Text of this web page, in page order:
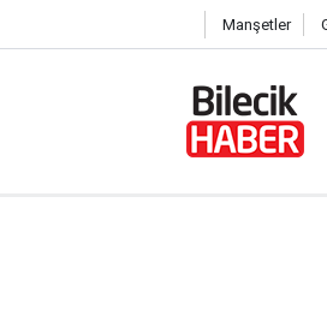
Manşetler